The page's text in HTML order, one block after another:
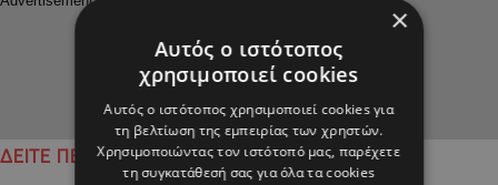
ΔΕΙΤΕ ΠΕΡΙΣΣΟΤΕΡΑ
×
Αυτός ο ιστότοπος
χρησιμοποιεί cookies
Αυτός ο ιστότοπος χρησιμοποιεί cookies για
τη βελτίωση της εμπειρίας των χρηστών.
Χρησιμοποιώντας τον ιστότοπό μας, παρέχετε
τη συγκατάθεσή σας για όλα τα cookies